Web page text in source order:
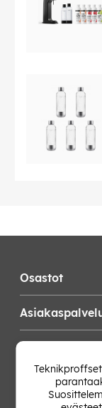
Osastot
Vaihda Maa